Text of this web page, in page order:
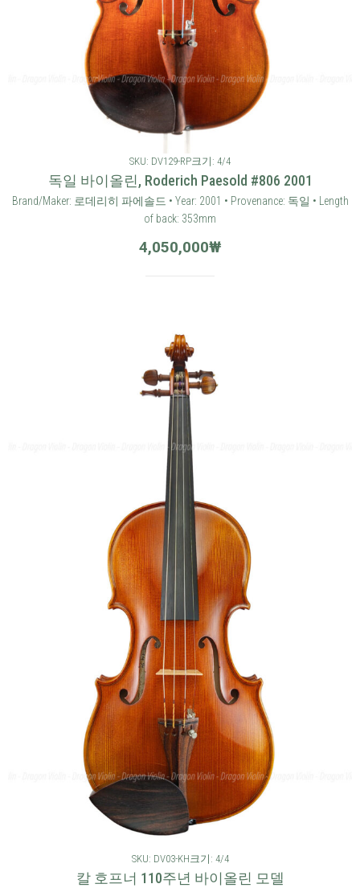
SKU: DV129-RP크기: 4/4
독일 바이올린, Roderich Paesold #806 2001
Brand/Maker: 로데리히 파에솔드 • Year: 2001 • Provenance: 독일 • Length
of back: 353mm
4,050,000₩
SKU: DV03-KH크기: 4/4
칼 호프너 110주년 바이올린 모델